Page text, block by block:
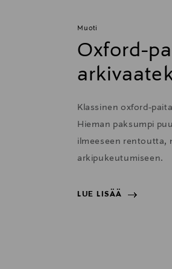
Muoti
Oxford-
Klassinen oxford-
Hieman paksumpi
ilmeeseen rentoutta,
arkipukeutumiseen.
LUE LISÄÄ